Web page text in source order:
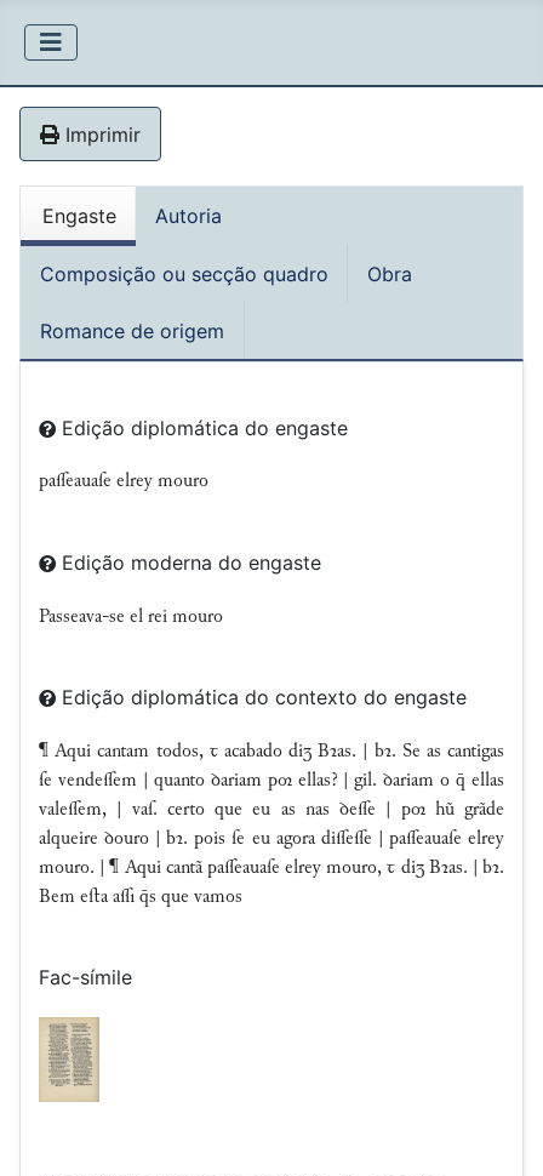
Imprimir
Engaste Autoria
Composição ou secção quadro Obra
Romance de origem
Edição diplomática do engaste
paſſeauaſe elrey mouro
Edição moderna do engaste
Passeava-se el rei mouro
Edição diplomática do contexto do engaste
¶ Aqui cantam todos, ꞇ acabado diʒ Bꝛas. | bꝛ. Se as cantigas
ſe vendeſſem | quanto ꝺariam p ellas? | gil. ꝺariam o  ellas
valeſſem, | vaſ. certo que eu as nas ꝺeſſe | p hũ grãde
alqueire ꝺouro | bꝛ. pois ſe eu agora diſſeſſe | paſſeauaſe elrey
mouro. | ¶ Aqui cantã paſſeauaſe elrey mouro, ꞇ diʒ Bꝛas. | bꝛ.
Bem eﬅa aſſi s que vamos
Fac-símile